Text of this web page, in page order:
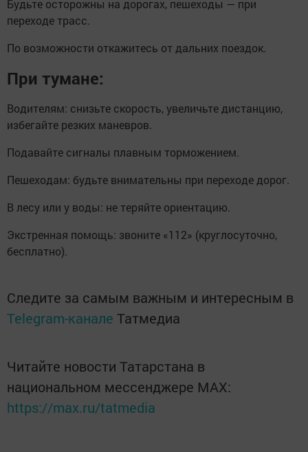
Будьте осторожны на дорогах, пешеходы — при
переходе трасс.
По возможности откажитесь от дальних поездок.
При тумане:
Водителям: снизьте скорость, увеличьте дистанцию,
избегайте резких маневров.
Подавайте сигналы плавным торможением.
Пешеходам: будьте внимательны при переходе дорог.
В лесу или у воды: не теряйте ориентацию.
Экстренная помощь: звоните «112» (круглосуточно,
бесплатно).
Следите за самым важным и интересным в
Telegram-канале Татмедиа
Читайте новости Татарстана в
национальном мессенджере MАХ:
https://max.ru/tatmedia